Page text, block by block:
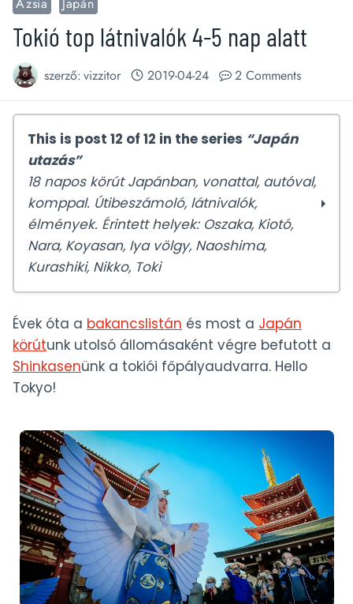
Ázsia Japán
Tokió top látnivalók 4-5 nap alatt
szerző:vizzitor 2019-04-24 2 Comments
This is post 12 of 12 in the series “Japán
utazás”
18 napos körút Japánban, vonattal, autóval,
komppal. Útibeszámoló, látnivalók,
élmények. Érintett helyek: Oszaka, Kiotó,
Nara, Koyasan, Iya völgy, Naoshima,
Kurashiki, Nikko, Toki
Japán útibeszámoló – 18 napos körút
vonattal, autóval, hajóval
Oszaka – Japán körút (1. nap)
Kiotó és környéke látnivalók 3 nap alatt
temető – Japán 6. nap
Naruto örvényei és az Iya-völgy
függőhídja – Japán roadtrip 7. nap
Naoshima művész-sziget – Japán 8. nap
Kurashiki – Japán Velencéje
Japán vonattal – 285 km/h-val a
Shinkansen szuperexpressz fedélzetén
Nikko és környéke látnivalók
Évek óta a bakancslistán és most a Japán
körútunk utolsó állomásaként végre befutott a
Shinkasenünk a tokiói főpályaudvarra. Hello
Tokyo!